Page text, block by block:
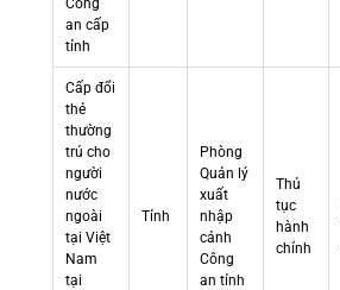
Công
an cấp
tỉnh
Cấp đổi
thẻ
thường
trú cho
người
nước
ngoài
tại Việt
Nam
tại
Tỉnh
Phòng
Quản lý
xuất
nhập
cảnh
Công
an tỉnh
Thủ
tục
hành
chính